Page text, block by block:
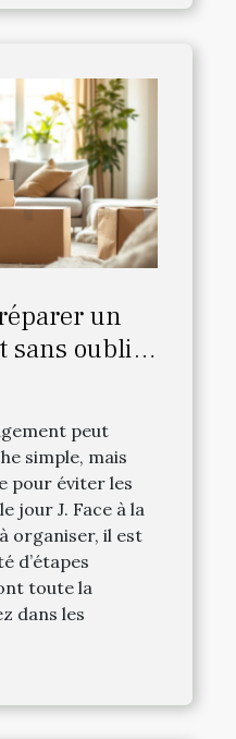
un
sans oublier
?
peut
simple, mais
pour éviter les
jour J. Face à la
organiser, il est
d’étapes
toute la
dans les